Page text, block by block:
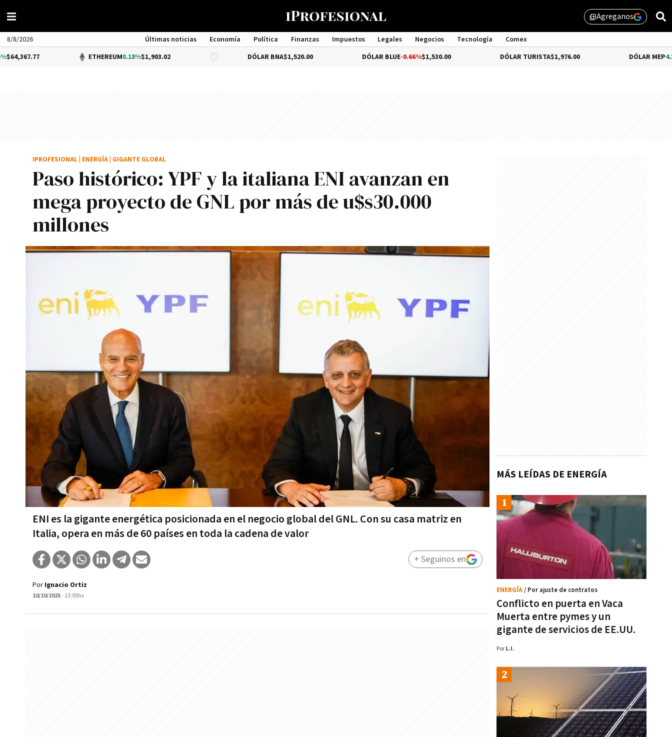
library_addAgreganos
8/8/2026 Últimas noticias Economía Política Finanzas Impuestos Legales Negocios Tecnología
Comex
Management
ETHEREUM 0.18%$1,903.02 DÓLAR BNA$1,520.00 DÓLAR BLUE-0.66%$1,530.00 DÓLAR TURISTA$1,976.00 DÓLAR MEP4.35%
Paso histórico: YPF y la italiana ENI avanzan en
mega proyecto de GNL por más de u$s30.000
millones
ENI es la gigante energética posicionada en el negocio global del GNL. Con su casa matriz en
Italia, opera en más de 60 países en toda la cadena de valor
IPROFESIONAL ENERGÍA GIGANTE GLOBAL
Por Ignacio Ortiz
10/10/2025- 13:05hs
+ Seguinos en
MÁS LEÍDAS DE ENERGÍA
Conflicto en puerta en Vaca
Muerta entre pymes y un
gigante de servicios de EE.UU.
ENERGÍA/ Por ajuste de contratos
Por L.I.